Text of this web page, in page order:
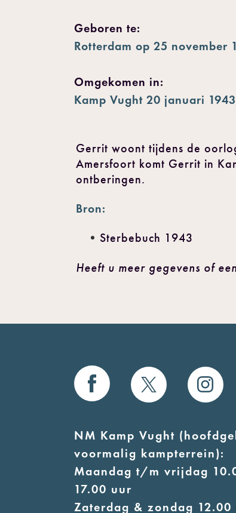
Geboren te:
Rotterdam op 25 november
Omgekomen in:
Kamp Vught 20 januari
Gerrit woont tijdens de
Amersfoort komt Gerrit in
ontberingen.
Bron:
Sterbebuch 1943
Heeft u meer gegevens of
NM Kamp Vught
voormalig kampterrein):
Maandag t/m vrijdag
17.00 uur
Zaterdag & zondag 12.00